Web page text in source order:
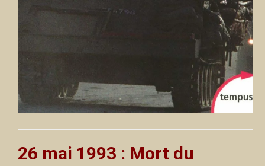
26 mai 1993 : Mort du